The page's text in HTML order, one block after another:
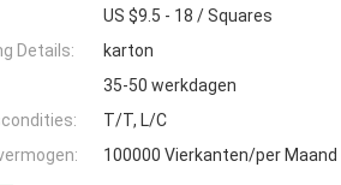
US $9.5 - 18 / Squares
Details:
karton
35-50 werkdagen
T/T, L/C
100000 Vierkanten/per Maand